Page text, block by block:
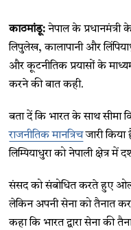
काठमांडू: नेपाल के प्रधानमंत्री
लिपुलेख, कालापानी और
और कूटनीतिक प्रयासों के
करने की बात कही.
बता दें कि भारत के साथ
राजनीतिक मानत्रिचजारी
लिम्पियाधुरा को नेपाली क्षेत्र में
संसद को संबोधित करते हुए
लेकिन अपनी सेना को तैनात
कहा कि भारत द्वारा सेना की